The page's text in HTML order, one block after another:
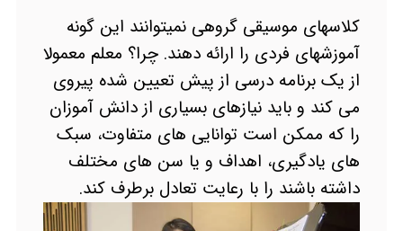
کلاسهای موسیقی گروهی نمیتوانند این گونه
آموزشهای فردی را ارائه دهند. چرا؟ معلم معمولا
از یک برنامه درسی از پیش تعیین شده پیروی
می کند و باید نیازهای بسیاری از دانش آموزان
را که ممکن است توانایی های متفاوت، سبک
های یادگیری، اهداف و یا سن های مختلف
داشته باشند را با رعایت تعادل برطرف کند.